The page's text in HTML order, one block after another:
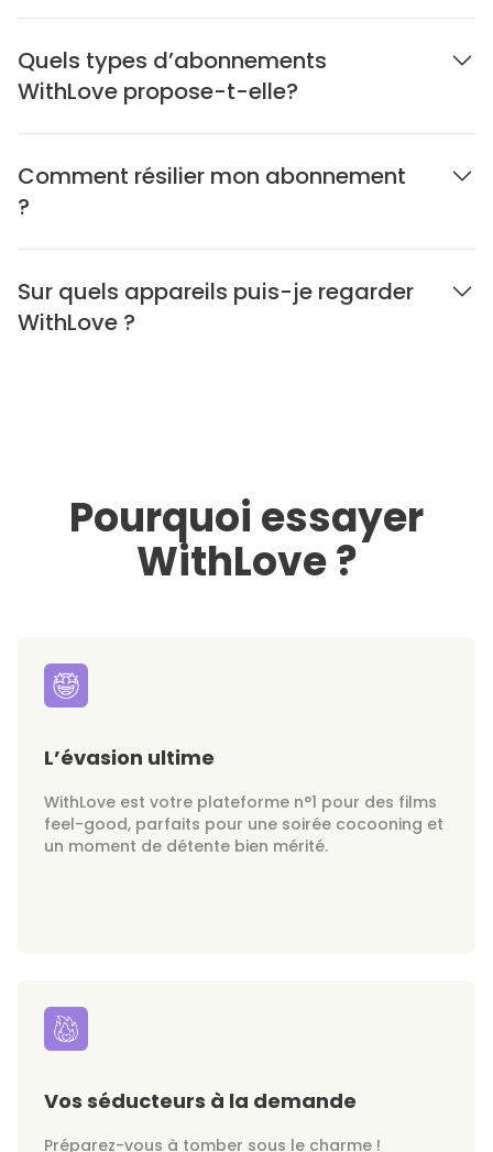
Quels types d’abonnements
WithLove propose-t-elle?
Comment résilier mon abonnement
?
Sur quels appareils puis-je regarder
WithLove ?
Pourquoi essayer
WithLove ?
L’évasion ultime
WithLove est votre plateforme n°1 pour des films
feel-good, parfaits pour une soirée cocooning et
un moment de détente bien mérité.
Vos séducteurs à la demande
Préparez-vous à tomber sous le charme !